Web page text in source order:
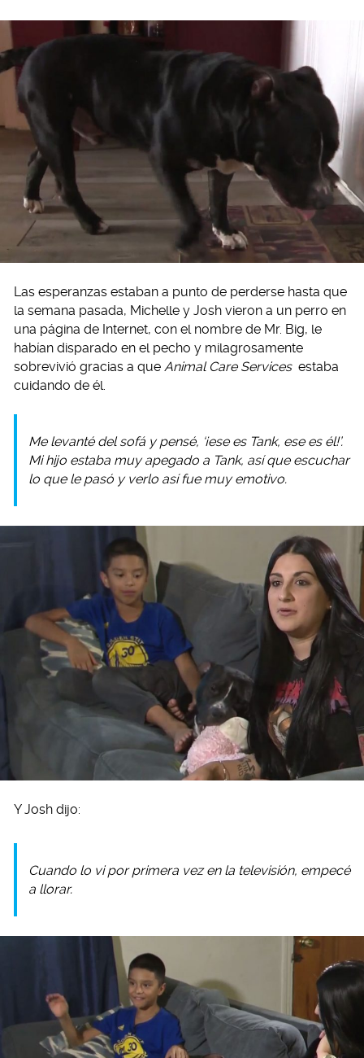
Las esperanzas estaban a punto de perderse hasta que
la semana pasada, Michelle y Josh vieron a un perro en
una página de Internet, con el nombre de Mr. Big, le
habían disparado en el pecho y milagrosamente
sobrevivió gracias a que Animal Care Services estaba
cuidando de él.
Me levanté del sofá y pensé, ‘¡ese es Tank, ese es él!’.
Mi hijo estaba muy apegado a Tank, así que escuchar
lo que le pasó y verlo así fue muy emotivo.
Y Josh dijo:
Cuando lo vi por primera vez en la televisión, empecé
a llorar.